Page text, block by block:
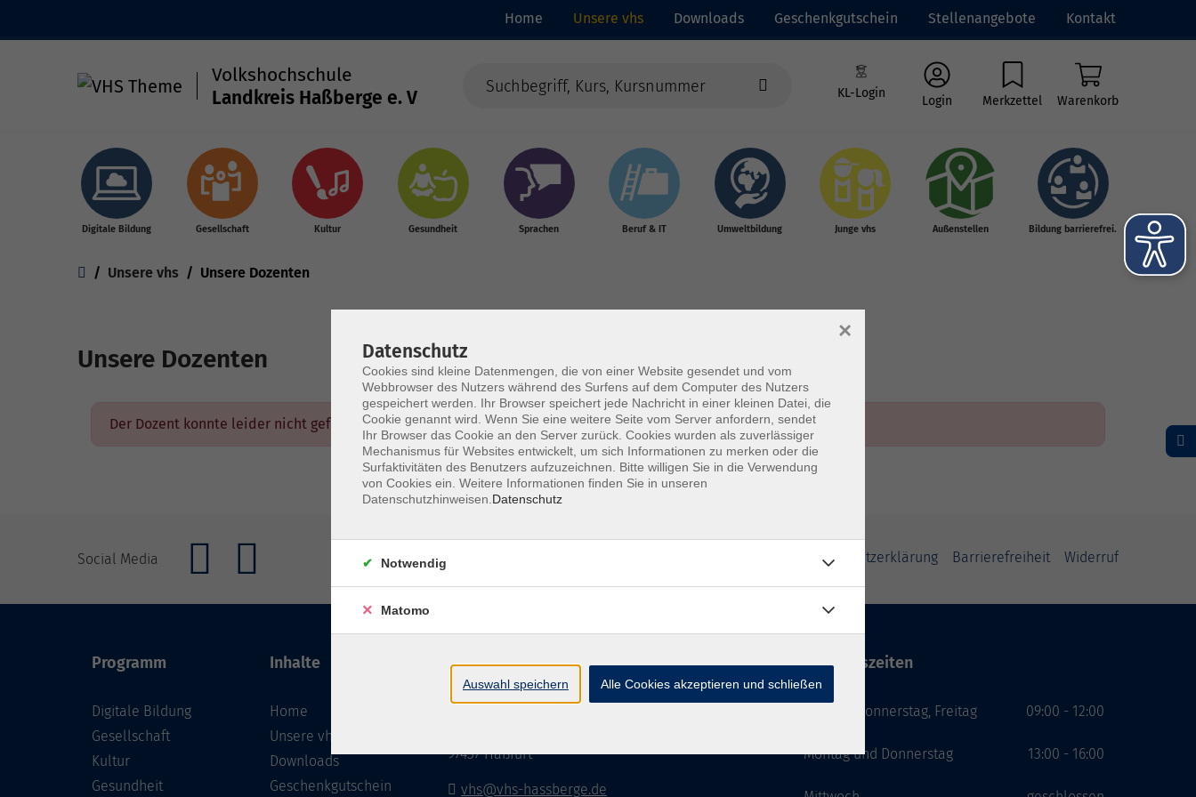
Home Unsere vhs Downloads Geschenkgutschein Stellenangebote Kontakt
Volkshochschule
Landkreis Haßberge e. V
KL-Login
Login Merkzettel Warenkorb
Digitale Bildung Gesellschaft Kultur Gesundheit Sprachen Beruf & IT Umweltbildung Junge vhs Außenstellen Bildung barrierefrei.
Unsere vhs Unsere Dozenten
Unsere Dozenten
Der Dozent konnte leider nicht gefunden werden
Social Media Datenschutzerklärung Barrierefreiheit Widerruf
Programm
Digitale Bildung
Gesellschaft
Kultur
Gesundheit
Inhalte
Home
Unsere vhs
Downloads
Geschenkgutschein
vhs Landkreis Haßberge e. V
97437 Haßfurt
vhs@vhs-hassberge.de
Öffnungszeiten
Montag, Donnerstag, Freitag
Montag und Donnerstag
09:00 - 12:00
13:00 - 16:00
Datenschutz
Cookies sind kleine Datenmengen, die von einer Website gesendet und vom
Webbrowser des Nutzers während des Surfens auf dem Computer des Nutzers
gespeichert werden. Ihr Browser speichert jede Nachricht in einer kleinen Datei, die
Cookie genannt wird. Wenn Sie eine weitere Seite vom Server anfordern, sendet
Ihr Browser das Cookie an den Server zurück. Cookies wurden als zuverlässiger
Mechanismus für Websites entwickelt, um sich Informationen zu merken oder die
Surfaktivitäten des Benutzers aufzuzeichnen. Bitte willigen Sie in die Verwendung
von Cookies ein. Weitere Informationen finden Sie in unseren
Datenschutzhinweisen. Datenschutz
×
Notwendig
Matomo
Auswahl speichern Alle Cookies akzeptieren und schließen